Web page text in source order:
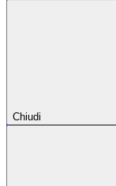
Chiudi